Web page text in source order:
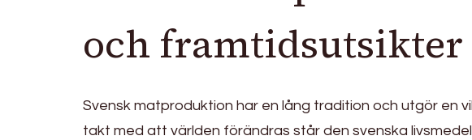
och framtidsutsikter
Svensk matproduktion har en lång tradition och utgör en
takt med att världen förändras står den svenska